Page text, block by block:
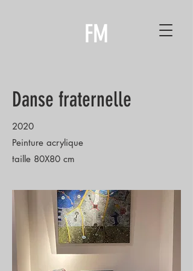
FM
Danse fraternelle
2020
Peinture acrylique
taille 80X80 cm